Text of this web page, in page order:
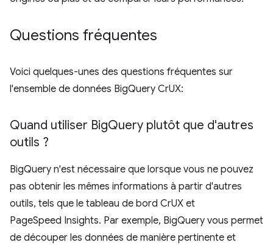
Questions fréquentes
Voici quelques-unes des questions fréquentes sur
l'ensemble de données BigQuery CrUX:
Quand utiliser BigQuery plutôt que d'autres
outils ?
BigQuery n'est nécessaire que lorsque vous ne pouvez
pas obtenir les mêmes informations à partir d'autres
outils, tels que le tableau de bord CrUX et
PageSpeed Insights. Par exemple, BigQuery vous permet
de découper les données de manière pertinente et